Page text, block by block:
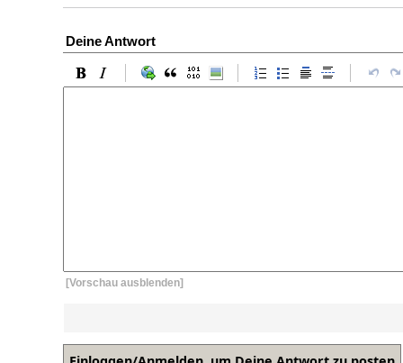
Deine Antwort
[Vorschau ausblenden]